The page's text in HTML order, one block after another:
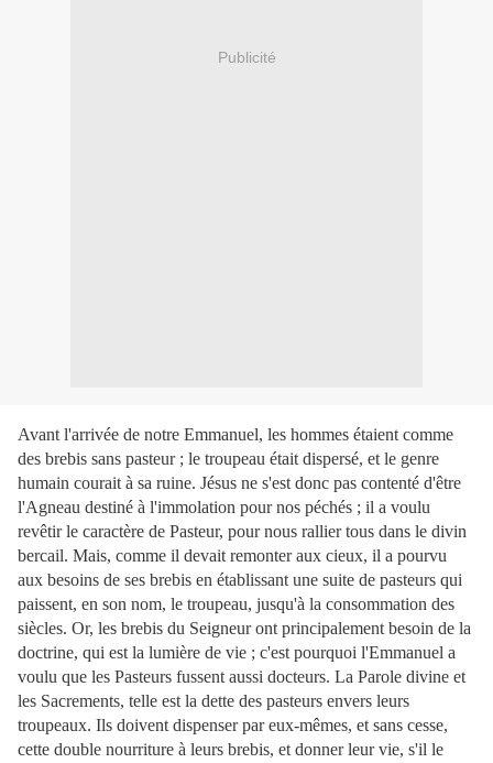
Publicité
Avant l'arrivée de notre Emmanuel, les hommes étaient comme
des brebis sans pasteur ; le troupeau était dispersé, et le genre
humain courait à sa ruine. Jésus ne s'est donc pas contenté d'être
l'Agneau destiné à l'immolation pour nos péchés ; il a voulu
revêtir le caractère de Pasteur, pour nous rallier tous dans le divin
bercail. Mais, comme il devait remonter aux cieux, il a pourvu
aux besoins de ses brebis en établissant une suite de pasteurs qui
paissent, en son nom, le troupeau, jusqu'à la consommation des
siècles. Or, les brebis du Seigneur ont principalement besoin de la
doctrine, qui est la lumière de vie ; c'est pourquoi l'Emmanuel a
voulu que les Pasteurs fussent aussi docteurs. La Parole divine et
les Sacrements, telle est la dette des pasteurs envers leurs
troupeaux. Ils doivent dispenser par eux-mêmes, et sans cesse,
cette double nourriture à leurs brebis, et donner leur vie, s'il le